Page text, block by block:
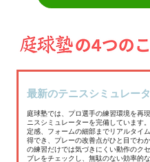
最新のテニスシミュレー
庭球塾では、プロ選手の練習環境を再
ニスシミュレーターを完備しています
定感、フォームの細部までリアルタイ
得でき、プレーの改善点がひと目でわ
の練習だけでは気づきにくい動作のク
ブレをチェックし、無駄のない効率的